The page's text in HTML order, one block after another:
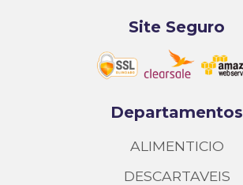
Site Seguro
Departamentos
ALIMENTICIO
DESCARTAVEIS